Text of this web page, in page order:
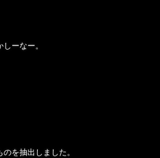
ーなー。
を抽出しました。